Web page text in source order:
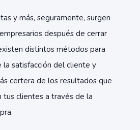
y más, seguramente, surgen
después de cerrar
distintos métodos para
la satisfacción del cliente y
certera de los resultados que
tus clientes a través de la